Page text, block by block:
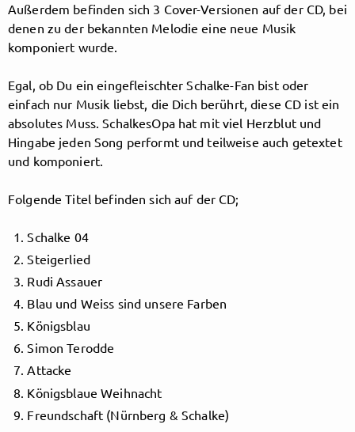
getnext to Schalkesopa
Follow Schalkesopa here!
Außerdem befinden sich 3 Cover-Versionen auf der CD, bei
denen zu der bekannten Melodie eine neue Musik
komponiert wurde.
Egal, ob Du ein eingefleischter Schalke-Fan bist oder
einfach nur Musik liebst, die Dich berührt, diese CD ist ein
absolutes Muss. SchalkesOpa hat mit viel Herzblut und
Hingabe jeden Song performt und teilweise auch getextet
und komponiert.
Folgende Titel befinden sich auf der CD;
Schalke 04
Steigerlied
Rudi Assauer
Blau und Weiss sind unsere Farben
Königsblau
Simon Terodde
Attacke
Königsblaue Weihnacht
Freundschaft (Nürnberg & Schalke)
Follow
and immediately
get access to all exclusive posts.
Sign up now